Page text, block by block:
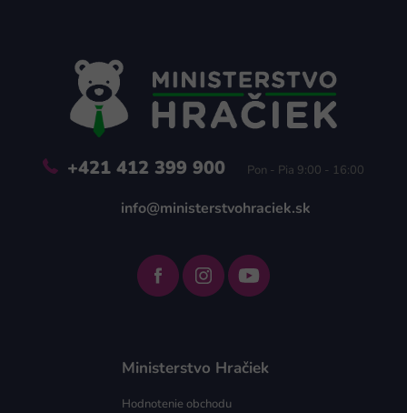
Zápätie
+421 412 399 900 Pon - Pia 9:00 - 16:00
info@ministerstvohraciek.sk
Ministerstvo Hračiek
Hodnotenie obchodu